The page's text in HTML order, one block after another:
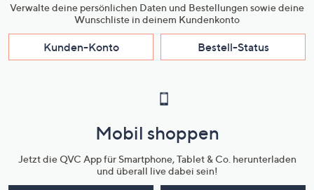
Verwalte deine persönlichen Daten und Bestellungen sowie deine
Wunschliste in deinem Kundenkonto
Kunden-Konto Bestell-Status
Mobil shoppen
Jetzt die QVC App für Smartphone, Tablet & Co. herunterladen
und überall live dabei sein!